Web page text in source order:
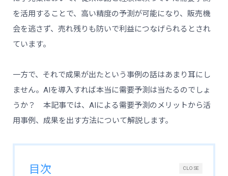
を活用することで、高い精度の予測が可能になり、販売機
会を逃さず、売れ残りも防いで利益につなげられるとされ
ています。
一方で、それで成果が出たという事例の話はあまり耳にし
ません。AIを導入すれば本当に需要予測は当たるのでしょ
うか？ 本記事では、AIによる需要予測のメリットから活
用事例、成果を出す方法について解説します。
CLOSE
目次